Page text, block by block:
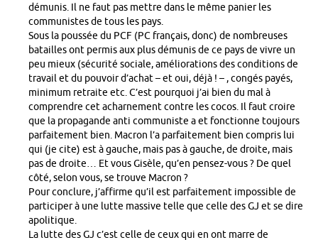
démunis. Il ne faut pas mettre dans le même panier les
communistes de tous les pays.
Sous la poussée du PCF (PC français, donc) de nombreuses
batailles ont permis aux plus démunis de ce pays de vivre un
peu mieux (sécurité sociale, améliorations des conditions de
travail et du pouvoir d’achat – et oui, déjà ! – , congés payés,
minimum retraite etc. C’est pourquoi j’ai bien du mal à
comprendre cet acharnement contre les cocos. Il faut croire
que la propagande anti communiste a et fonctionne toujours
parfaitement bien. Macron l’a parfaitement bien compris lui
qui (je cite) est à gauche, mais pas à gauche, de droite, mais
pas de droite… Et vous Gisèle, qu’en pensez-vous ? De quel
côté, selon vous, se trouve Macron ?
Pour conclure, j’affirme qu’il est parfaitement impossible de
participer à une lutte massive telle que celle des GJ et se dire
apolitique.
La lutte des GJ c’est celle de ceux qui en ont marre de